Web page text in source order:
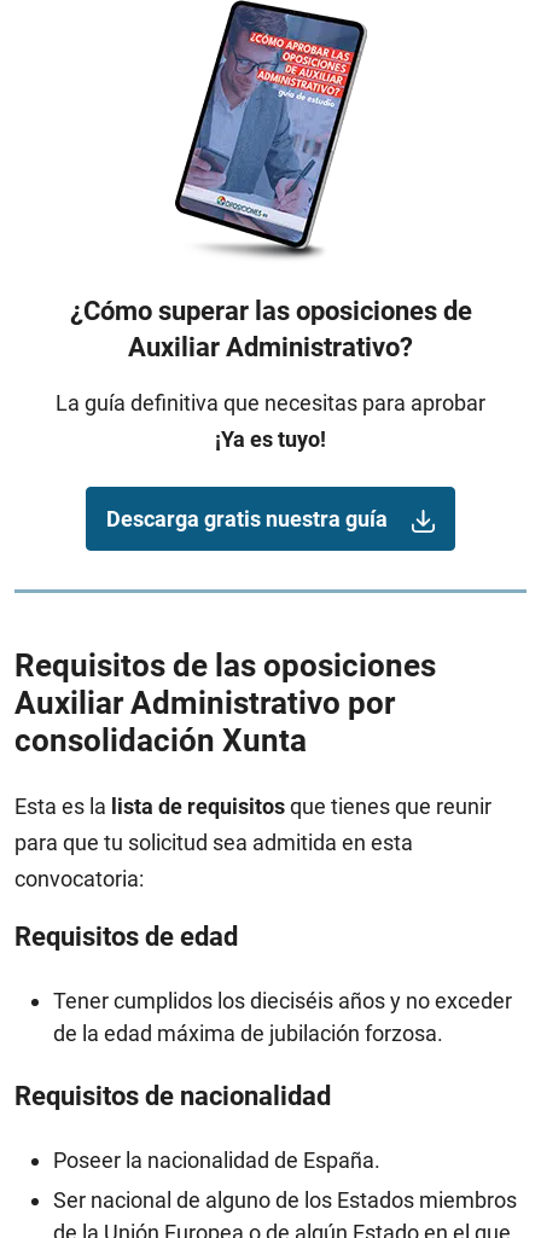
¿Cómo superar las oposiciones de
Auxiliar Administrativo?
La guía definitiva que necesitas para aprobar
¡Ya es tuyo!
Descarga gratis nuestra guía
Requisitos de las oposiciones
Auxiliar Administrativo por
consolidación Xunta
Esta es la lista de requisitosque tienes que reunir
para que tu solicitud sea admitida en esta
convocatoria:
Requisitos de edad
Tener cumplidos los dieciséis años y no exceder
de la edad máxima de jubilación forzosa.
Requisitos de nacionalidad
Poseer la nacionalidad de España.
Ser nacional de alguno de los Estados miembros
de la Unión Europea o de algún Estado en el que,